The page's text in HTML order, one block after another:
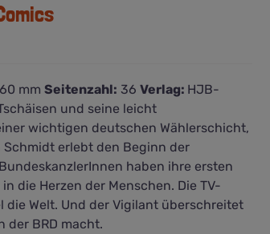
mm Seitenzahl: 36 Verlag: HJB-
und seine leicht
wichtigen deutschen Wählerschicht,
erlebt den Beginn der
haben ihre ersten
die Herzen der Menschen. Die TV-
die Welt. Und der Vigilant überschreitet
der BRD macht.